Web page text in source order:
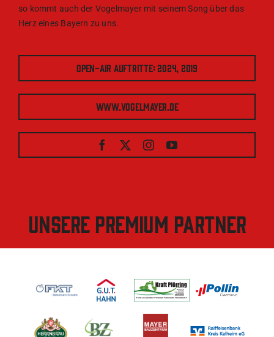
so kommt auch der Vogelmayer mit seinem Song über das
Herz eines Bayern zu uns.
Open-Air Auftritte: 2024, 2019
www.vogelmayer.de
Unsere Premium Partner